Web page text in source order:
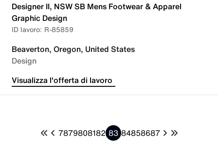
Designer II, NSW SB Mens Footwear & Apparel
Graphic Design
R-85859
Beaverton, Oregon, United States
Design
Visualizza l'offerta di lavoro
7879808182 83 84858687